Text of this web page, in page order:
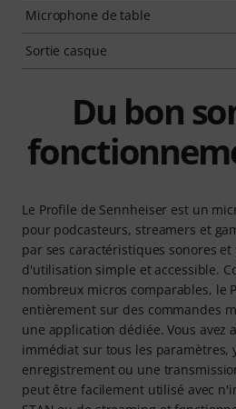
Microphone de table
Sortie casque
Du bon
Le Profile de Sennheiser est un
pour podcasteurs, streamers et
par ses caractéristiques sonores
d'utilisation simple et accessible.
nombreux micros comparables, le
entièrement sur des commandes
une application dédiée. Vous avez
immédiat sur tous les paramètres,
enregistrement ou une
peut être facilement utilisé avec